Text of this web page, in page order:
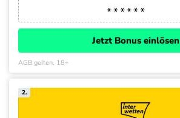
Jetzt Bonus einlösen
AGB gelten, 18+
2.